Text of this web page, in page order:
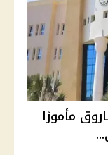
مأمورًا